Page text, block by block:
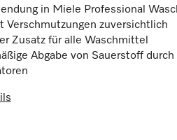
in Miele Professional
Verschmutzungen zuversichtlich
Zusatz für alle Waschmittel
Abgabe von Sauerstoff durch